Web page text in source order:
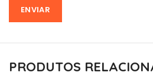
PRODUTOS